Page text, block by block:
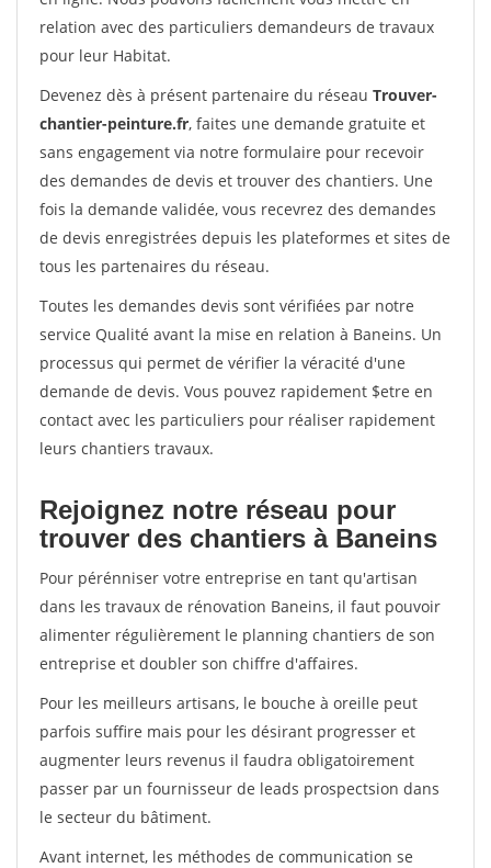
relation avec des particuliers demandeurs de travaux
pour leur Habitat.
Devenez dès à présent partenaire du réseau Trouver-
chantier-peinture.fr, faites une demande gratuite et
sans engagement via notre formulaire pour recevoir
des demandes de devis et trouver des chantiers. Une
fois la demande validée, vous recevrez des demandes
de devis enregistrées depuis les plateformes et sites de
tous les partenaires du réseau.
Toutes les demandes devis sont vérifiées par notre
service Qualité avant la mise en relation à Baneins. Un
processus qui permet de vérifier la véracité d'une
demande de devis. Vous pouvez rapidement $etre en
contact avec les particuliers pour réaliser rapidement
leurs chantiers travaux.
Rejoignez notre réseau pour
trouver des chantiers à Baneins
Pour pérénniser votre entreprise en tant qu'artisan
dans les travaux de rénovation Baneins, il faut pouvoir
alimenter régulièrement le planning chantiers de son
entreprise et doubler son chiffre d'affaires.
Pour les meilleurs artisans, le bouche à oreille peut
parfois suffire mais pour les désirant progresser et
augmenter leurs revenus il faudra obligatoirement
passer par un fournisseur de leads prospectsion dans
le secteur du bâtiment.
Avant internet, les méthodes de communication se